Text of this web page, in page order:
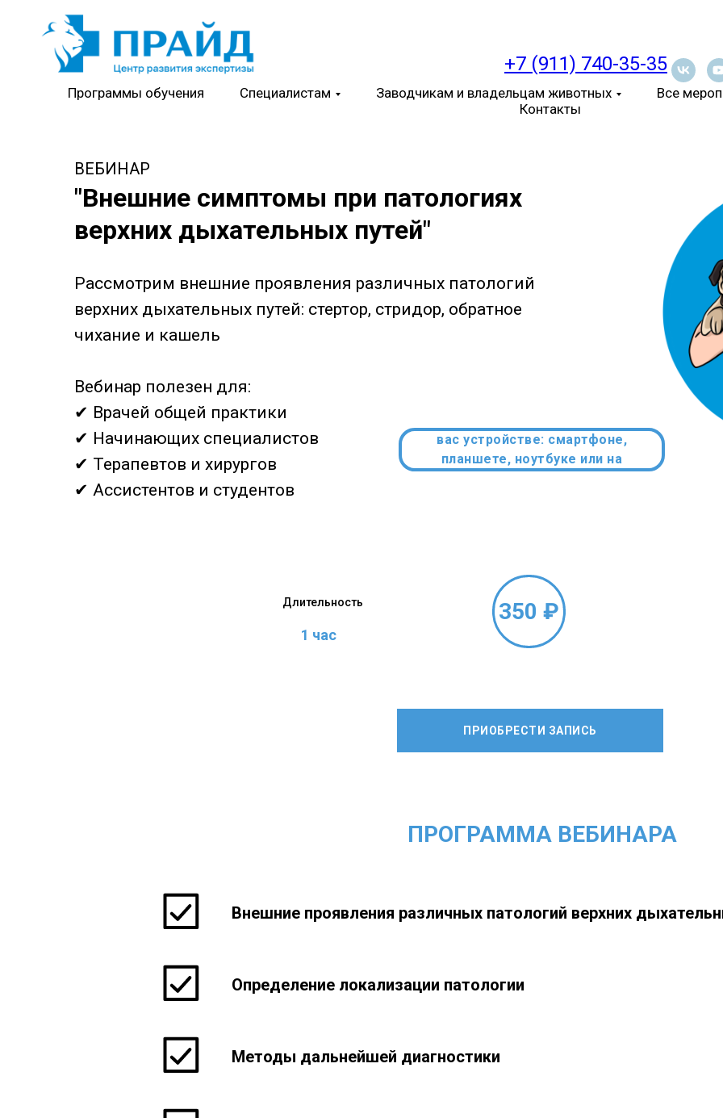
+7 (911) 740-35-35
Программы обучения Специалистам Заводчикам и владельцам животных Все
Контакты
ВЕБИНАР
"Внешние симптомы при патологиях
верхних дыхательных путей"
ПРИОБРЕСТИ ЗАПИСЬ
Рассмотрим внешние проявления различных патологий
верхних дыхательных путей: стертор, стридор, обратное
чихание и кашель
Вебинар полезен для:
✔ Врачей общей практики
✔ Начинающих специалистов
✔ Терапевтов и хирургов
✔ Ассистентов и студентов
вас устройстве: смартфоне,
планшете, ноутбуке или на
350 ₽
Длительность
1 час
ПРОГРАММА ВЕБИНАРА
Внешние проявления различных патологий верхних
Определение локализации патологии
Методы дальнейшей диагностики